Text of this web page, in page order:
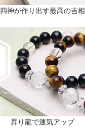
四神が作り出す最高の吉相
昇り龍で運気アップ